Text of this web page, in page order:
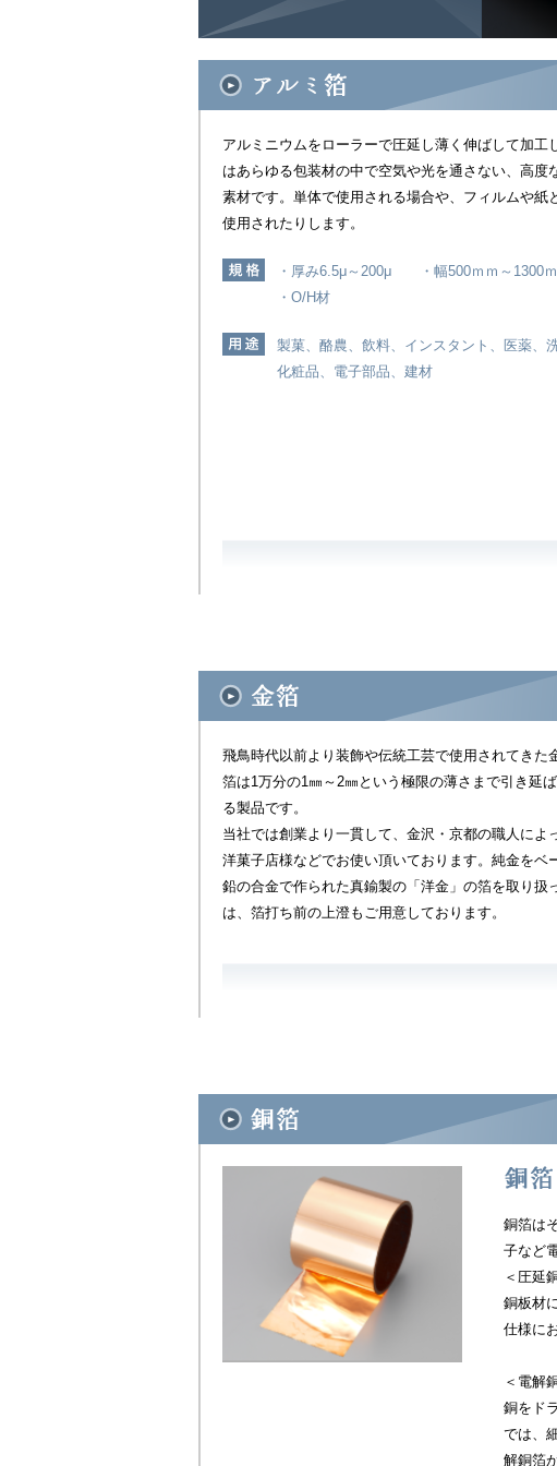
アルミニウムをローラーで圧延し薄く伸ばして加
はあらゆる包装材の中で空気や光を通さない、高度
素材です。単体で使用される場合や、フィルムや紙
使用されたりします。
・厚み6.5μ～200μ ・幅500ｍｍ～1300
・O/H材
製菓、酪農、飲料、インスタント、医薬、洗
化粧品、電子部品、建材
飛鳥時代以前より装飾や伝統工芸で使用されてき
箔は1万分の1㎜～2㎜という極限の薄さまで引き延
る製品です。
当社では創業より一貫して、金沢・京都の職人に
洋菓子店様などでお使い頂いております。純金を
鉛の合金で作られた真鍮製の「洋金」の箔を取り
は、箔打ち前の上澄もご用意しております。
銅箔は
子など
＜圧延
銅板材
仕様に
＜電解
銅をド
では、
解銅箔